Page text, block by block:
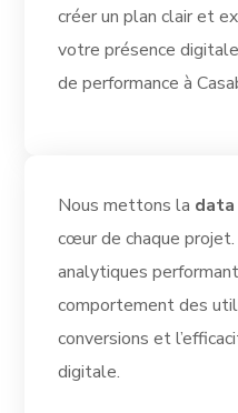
créer un plan clair et
votre présence
de performance à
Nous mettons la data
cœur de chaque
analytiques
comportement des
conversions et
digitale.